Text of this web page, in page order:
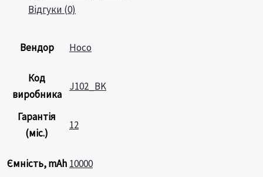
Відгуки (0)
Вендор Hoco
Код
виробника
J102_BK
Гарантія
(міс.)
12
Ємність, mAh 10000